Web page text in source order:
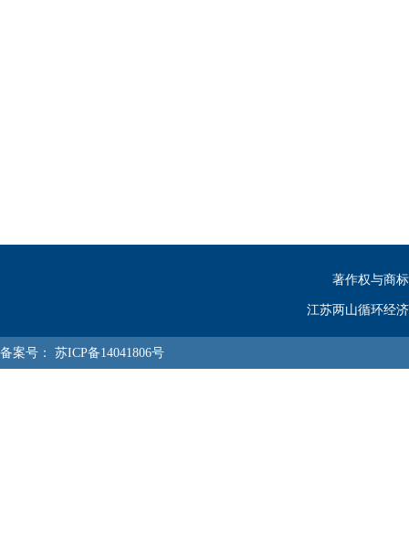
著作权与商
江苏两山循环经
备案号： 苏ICP备14041806号